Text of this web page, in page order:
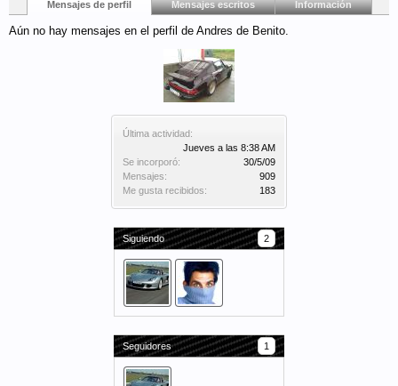
Última actividad:
Jueves a las 8:38 AM
Se incorporó:
30/5/09
Mensajes:
909
Me gusta recibidos:
183
Siguiendo 2
Seguidores 1
Mensajes de perfil Mensajes escritos Información
Aún no hay mensajes en el perfil de Andres de Benito.